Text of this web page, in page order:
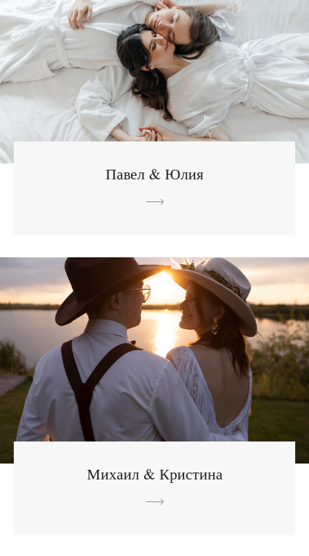
Павел & Юлия
Михаил & Кристина